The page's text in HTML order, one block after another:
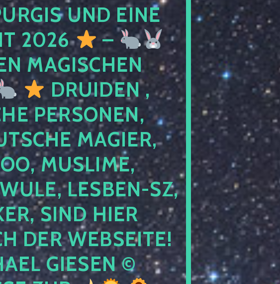
UND EINE
2026
–
MAGISCHEN
DRUIDEN ,
PERSONEN,
MAGIER,
MUSLIME,
LESBEN-SZ,
SIND HIER
DER WEBSEITE!
GIESEN ©